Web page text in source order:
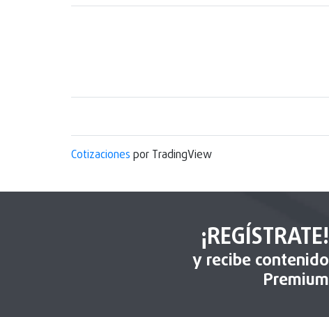
Cotizaciones por TradingView
¡REGÍSTRATE!
y recibe contenido
Premium